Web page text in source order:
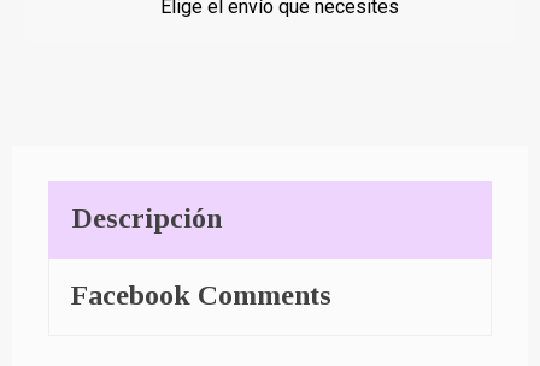
Elige el envío que necesites
Descripción
Facebook Comments